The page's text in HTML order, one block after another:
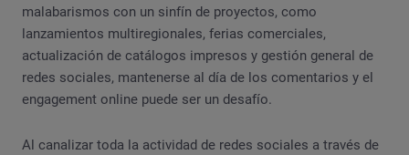
malabarismos con un sinfín de proyectos, como
lanzamientos multiregionales, ferias comerciales,
actualización de catálogos impresos y gestión general de
redes sociales, mantenerse al día de los comentarios y el
engagement online puede ser un desafío.
Al canalizar toda la actividad de redes sociales a través de